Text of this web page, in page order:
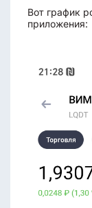
Вот график
приложения: